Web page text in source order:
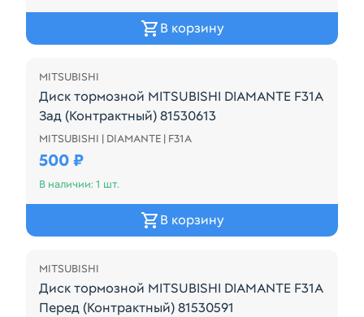
В корзину
MITSUBISHI
Диск тормозной MITSUBISHI DIAMANTE F31A
Зад (Контрактный) 81530613
Диск тормозной MITSUBISHI DIAMANTE F31A Зад
MITSUBISHI | DIAMANTE | F31A
500 ₽
В наличии: 1 шт.
В корзину
MITSUBISHI
Диск тормозной MITSUBISHI DIAMANTE F31A
Перед (Контрактный) 81530591